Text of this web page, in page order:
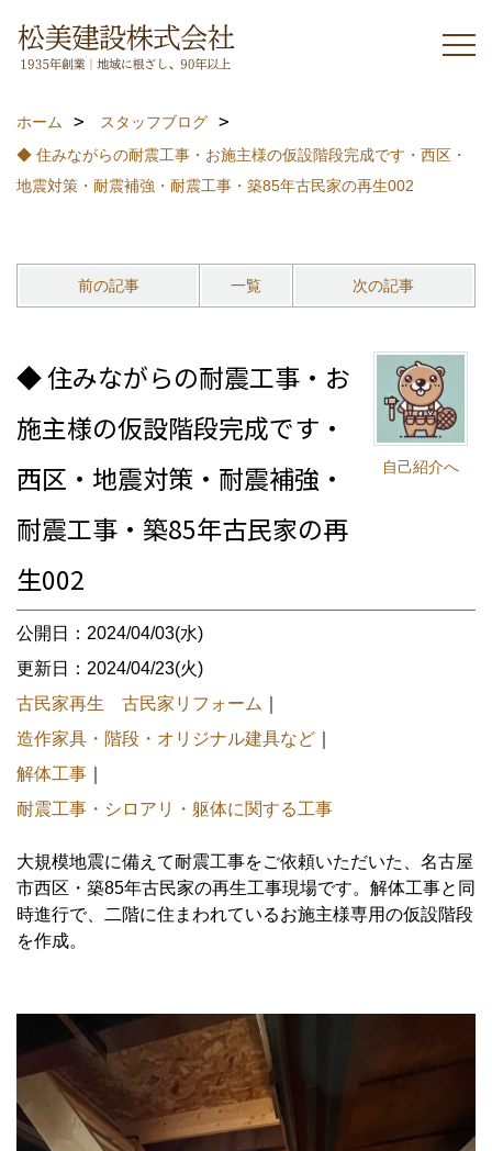
ホーム
スタッフブログ
◆ 住みながらの耐震工事・お施主様の仮設階段完成です・西区・
地震対策・耐震補強・耐震工事・築85年古民家の再生002
前の記事 一覧 次の記事
自己紹介へ
◆ 住みながらの耐震工事・お
施主様の仮設階段完成です・
西区・地震対策・耐震補強・
耐震工事・築85年古民家の再
生002
公開日：2024/04/03(水)
更新日：2024/04/23(火)
古民家再生 古民家リフォーム
造作家具・階段・オリジナル建具など
解体工事
耐震工事・シロアリ・躯体に関する工事
大規模地震に備えて耐震工事をご依頼いただいた、名古屋
市西区・築85年古民家の再生工事現場です。解体工事と同
時進行で、二階に住まわれているお施主様専用の仮設階段
を作成。